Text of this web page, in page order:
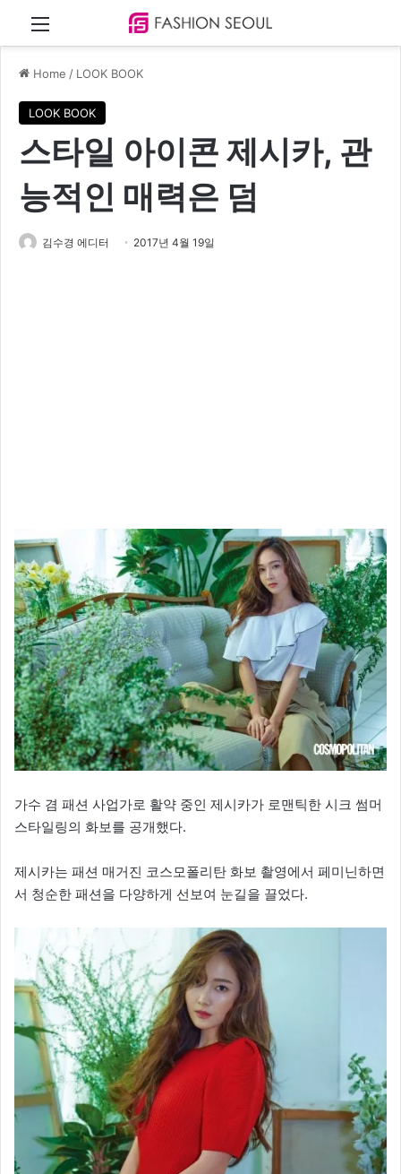
Home / LOOK BOOK
LOOK BOOK
스타일 아이콘 제시카, 관
능적인 매력은 덤
김수경 에디터 2017년 4월 19일
가수 겸 패션 사업가로 활약 중인 제시카가 로맨틱한 시크 썸머
스타일링의 화보를 공개했다.
제시카는 패션 매거진 코스모폴리탄 화보 촬영에서 페미닌하면
서 청순한 패션을 다양하게 선보여 눈길을 끌었다.